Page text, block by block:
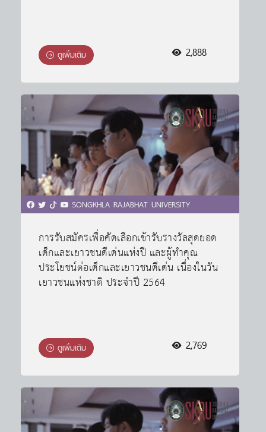
ดูเพิ่มเติม 2,888
SONGKHLA RAJABHAT UNIVERSITY
การรับสมัครเพื่อคัดเลือกเข้ารับรางวัลสุดยอด
เด็กและเยาวชนดีเด่นแห่งปี และผู้ทำคุณ
ประโยชน์ต่อเด็กและเยาวชนดีเด่น เนื่องในวัน
เยาวชนแห่งชาติ ประจำปี 2564
ดูเพิ่มเติม 2,769